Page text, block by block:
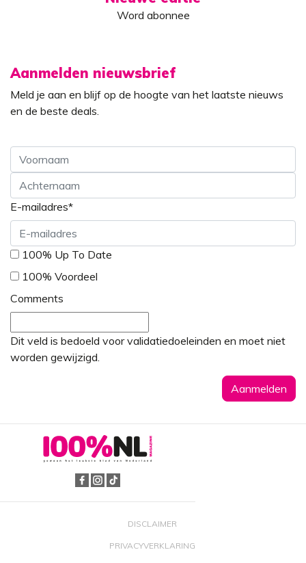
Word abonnee
Aanmelden nieuwsbrief
Meld je aan en blijf op de hoogte van het laatste nieuws
en de beste deals.
Voornaam
Achternaam
E-mailadres*
* 100% Up To Date
100% Voordeel
Comments
Dit veld is bedoeld voor validatiedoeleinden en moet niet
worden gewijzigd.
DISCLAIMER
PRIVACYVERKLARING